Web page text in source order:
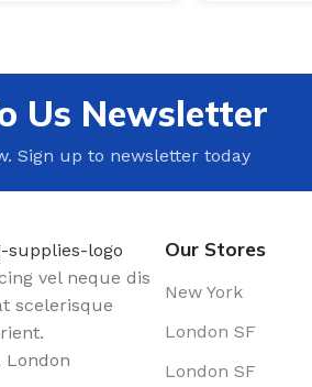
Us Newsletter
Sign up to newsletter today
vel neque dis
scelerisque
London
Our Stores
New York
London SF
London SF